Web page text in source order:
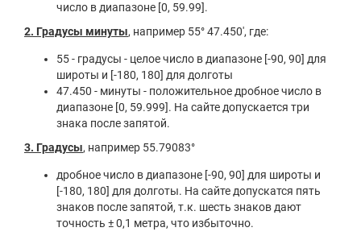
число в диапазоне [0, 59.99].
2. Градусы минуты, например 55° 47.450′, где:
55 - градусы - целое число в диапазоне [-90, 90] для
широты и [-180, 180] для долготы
47.450 - минуты - положительное дробное число в
диапазоне [0, 59.999]. На сайте допускается три
знака после запятой.
3. Градусы, например 55.79083°
дробное число в диапазоне [-90, 90] для широты и
[-180, 180] для долготы. На сайте допускатся пять
знаков после запятой, т.к. шесть знаков дают
точность ± 0,1 метра, что избыточно.